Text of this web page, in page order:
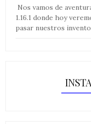
Nos vamos de
1.16.1 donde hoy
pasar nuestros